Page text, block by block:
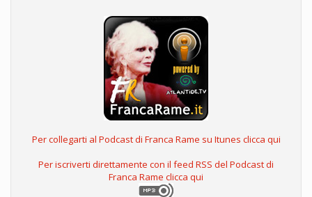
Per collegarti al Podcast di Franca Rame su Itunes clicca qui
Per iscriverti direttamente con il feed RSS del Podcast di
Franca Rame clicca qui